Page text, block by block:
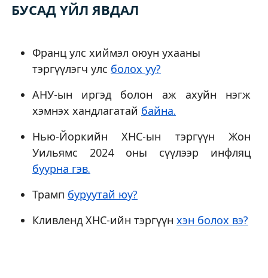
БУСАД ҮЙЛ ЯВДАЛ
Франц улс хиймэл оюун ухааны
тэргүүлэгч улс болох уу?
АНУ-ын иргэд болон аж ахуйн нэгж
хэмнэх хандлагатай байна.
Нью-Йоркийн ХНС-ын тэргүүн Жон
Уильямс 2024 оны сүүлээр инфляц
буурна гэв.
Трамп буруутай юу?
Кливленд ХНС-ийн тэргүүн хэн болох вэ?